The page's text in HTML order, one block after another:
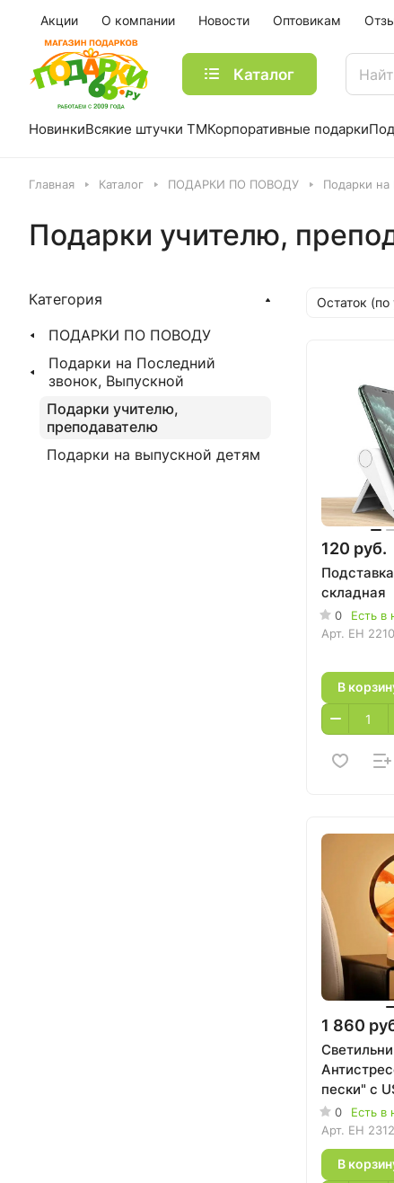
Акции О компании Новости Оптовикам
Каталог
НовинкиВсякие штучки ТМКорпоративные подарки
Главная Каталог ПОДАРКИ ПО ПОВОДУ Подарки на
Подарки учителю,
Остаток
120 руб.
складная
0
Есть в
Арт. EH
В
1 860
пески" с
0
Есть в
Арт. EH
В
Категория
ПОДАРКИ ПО ПОВОДУ
Подарки на Последний
звонок, Выпускной
Подарки учителю,
преподавателю
Подарки на выпускной детям